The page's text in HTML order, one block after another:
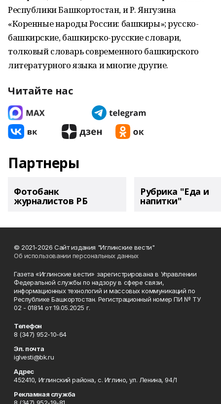
Республики Башкортостан, и Р. Янгузина
«Коренные народы России: башкиры»; русско-
башкирские, башкирско-русские словари,
толковый словарь современного башкирского
литературного языка и многие другие.
Читайте нас
Партнеры
Фотобанк
журналистов РБ
Рубрика "Еда и
напитки"
© 2021-2026 Сайт издания "Иглинские вести"
Об использовании персональных данных
Газета «Иглинские вести» зарегистрирована в Управлении
Федеральной службы по надзору в сфере связи,
информационных технологий и массовых коммуникаций по
Республике Башкортостан. Регистрационный номер ПИ № ТУ
02 - 01814 от 19.05.2025 г.
Телефон
8 (347) 952-10-64
Эл. почта
iglvesti@bk.ru
Адрес
452410, Иглинский района, с. Иглино, ул. Ленина, 94/1
Рекламная служба